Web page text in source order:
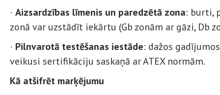
· Aizsardzības līmenis un paredzētā zona: burti,
zonā var uzstādīt iekārtu (Gb zonām ar gāzi, Db
· Pilnvarotā testēšanas iestāde: dažos
veikusi sertifikāciju saskaņā ar ATEX normām.
Kā atšifrēt marķējumu